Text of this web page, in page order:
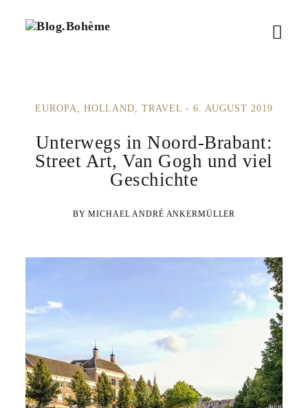
B
m
M
ü
f
e
n
EUROPA HOLLAND TRAVEL 6. AUGUST 2019
Unterwegs in Noord-Brabant:
Street Art, Van Gogh und viel
Geschichte
MICHAEL ANDRÉ ANKERMÜLLER